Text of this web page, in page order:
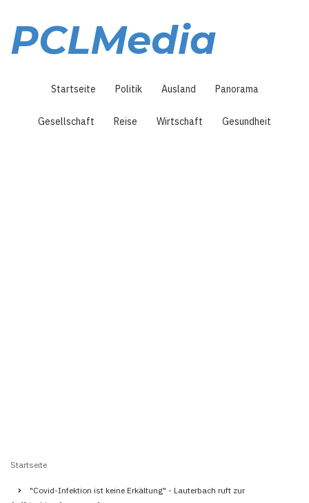
Inhalt
PCLMedia
Startseite Politik Ausland Panorama
Gesellschaft Reise Wirtschaft Gesundheit
Startseite
"Covid-Infektion ist keine Erkältung" - Lauterbach ruft zur